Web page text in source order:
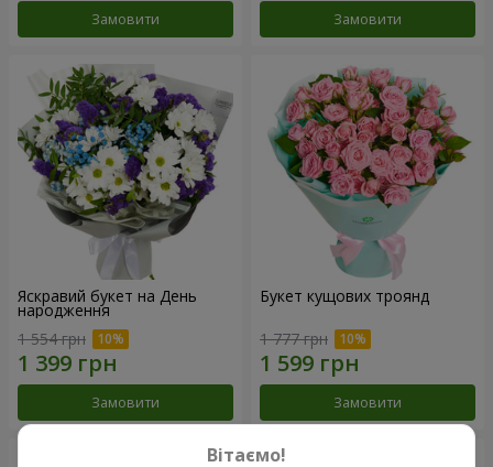
Замовити Замовити
Яскравий букет на День
народження
1 554 грн
Замовити
Букет кущових троянд
1 777 грн
Замовити
Вітаємо!